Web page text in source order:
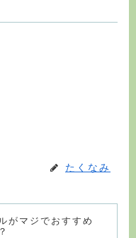
たくなみ
がマジでおすすめ